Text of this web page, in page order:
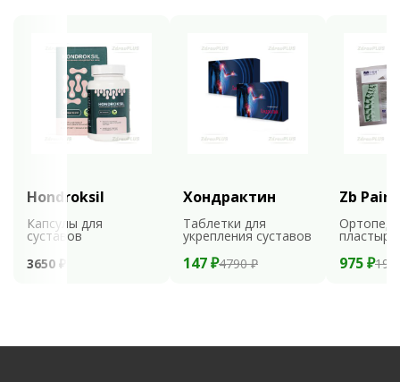
Hondroksil
Капсулы для
суставов
3650 ₽
Хондрактин
Таблетки для
укрепления суставов
147 ₽4790 ₽
Zb Pain
пластыри
975 ₽